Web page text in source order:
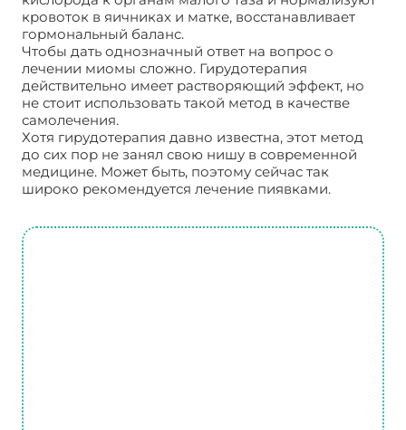
кровоток в яичниках и матке, восстанавливает
гормональный баланс.
Чтобы дать однозначный ответ на вопрос о
лечении миомы сложно. Гирудотерапия
действительно имеет растворяющий эффект, но
не стоит использовать такой метод в качестве
самолечения.
Хотя гирудотерапия давно известна, этот метод
до сих пор не занял свою нишу в современной
медицине. Может быть, поэтому сейчас так
широко рекомендуется лечение пиявками.